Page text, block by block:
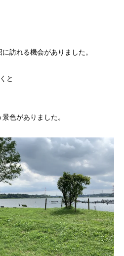
訪れる機会がありました。
と
色がありました。